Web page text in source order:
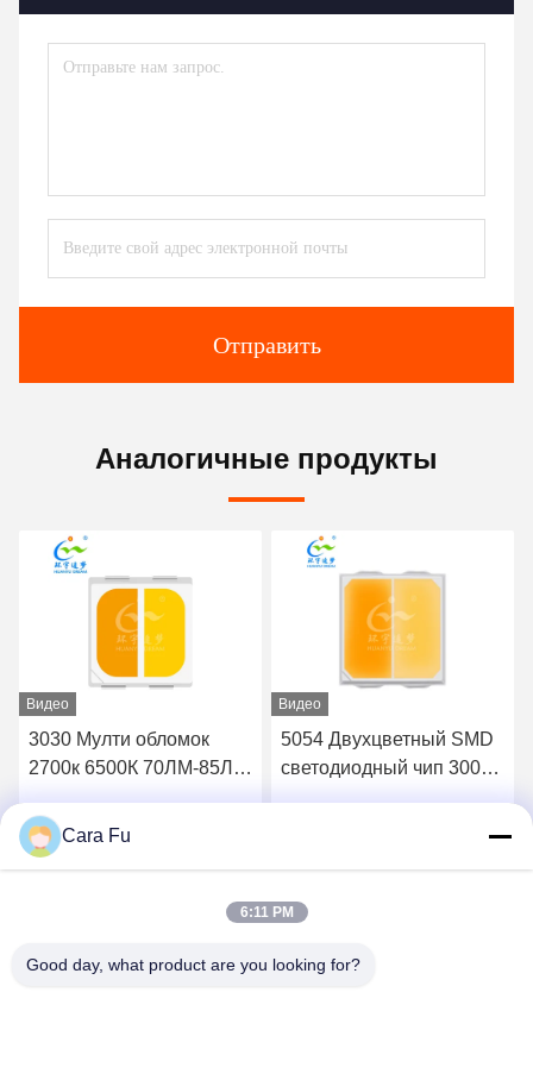
Отправить
Аналогичные продукты
Видео
5054 Двухцветный SMD
светодиодный чип 3000K
белый
Видео
1W Мулти обломок
электрической лампочки
Cara Fu
6:11 PM
Good day, what product are you looking for?